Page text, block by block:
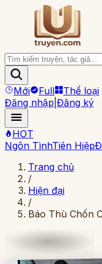
Mới Full
Thể loại
Đăng nhập Đăng ký
HOT
Ngôn TìnhTiên Hiệp
Trang chủ
/
Hiện đại
/
Báo Thù Chốn